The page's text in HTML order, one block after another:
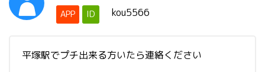
APP ID kou5566
平塚駅でプチ出来る方いたら連絡ください